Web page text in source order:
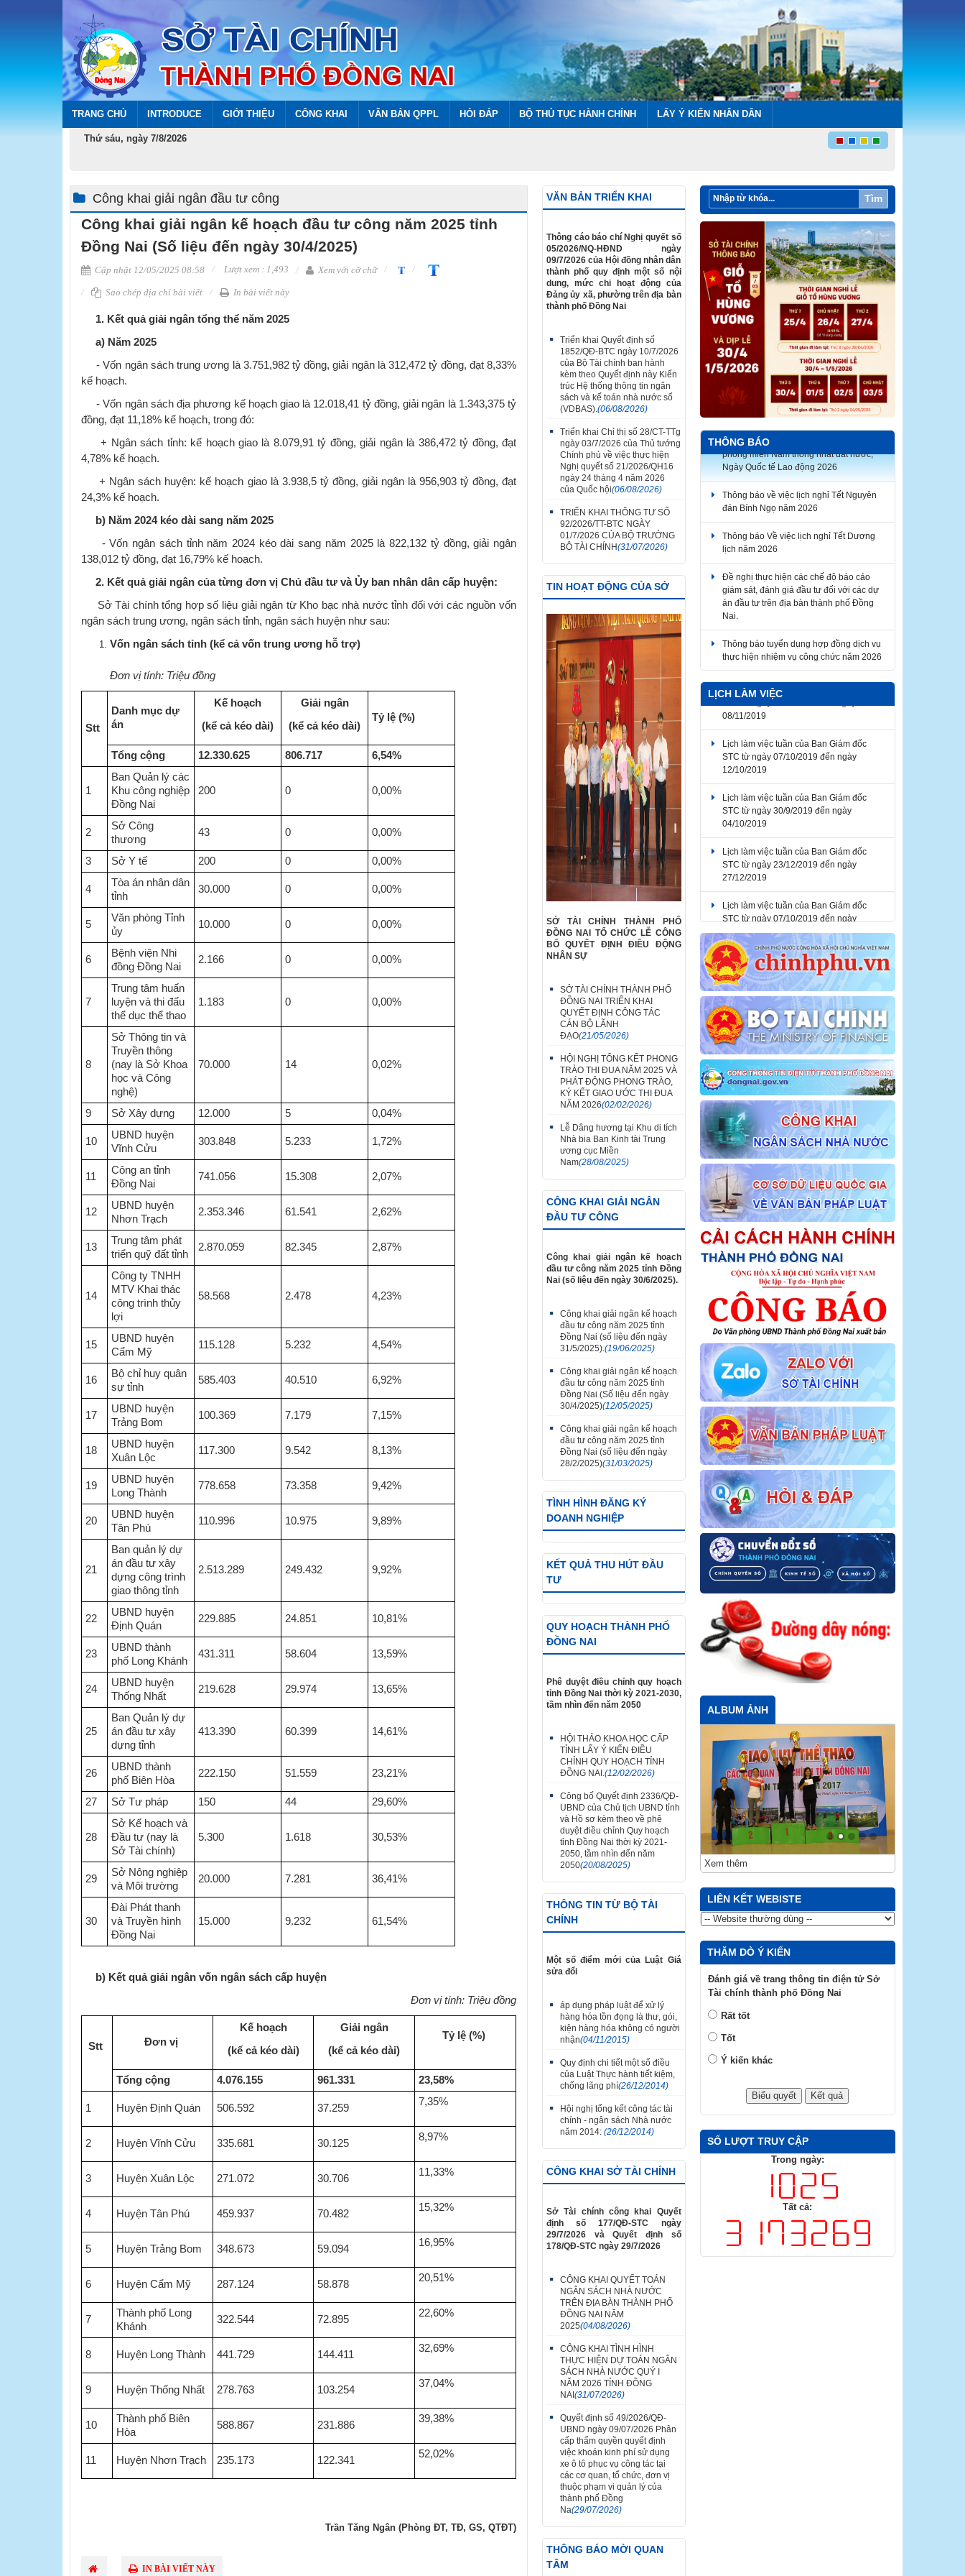
TRANG CHỦ INTRODUCE GIỚI THIỆU CÔNG KHAI VĂN BẢN QPPL HỎI ĐÁP BỘ THỦ TỤC HÀNH CHÍNH LẤY Ý KIẾN NHÂN DÂN
Thứ sáu, ngày 7/8/2026
Tìm
Công khai giải ngân đầu tư công
Công khai giải ngân kế hoạch đầu tư công năm 2025 tỉnh
Đồng Nai (Số liệu đến ngày 30/4/2025)
Cập nhật 12/05/2025 08:58 Lượt xem : 1,493 Xem với cỡ chữ
Sao chép địa chỉ bài viết In bài viết này
1. Kết quả giải ngân tổng thể năm 2025
a) Năm 2025
- Vốn ngân sách trung ương là 3.751,982 tỷ đồng, giải ngân là 312,472 tỷ đồng, đạt 8,33%
kế hoạch.
- Vốn ngân sách địa phương kế hoạch giao là 12.018,41 tỷ đồng, giải ngân là 1.343,375 tỷ
đồng, đạt 11,18% kế hoạch, trong đó:
+ Ngân sách tỉnh: kế hoạch giao là 8.079,91 tỷ đồng, giải ngân là 386,472 tỷ đồng, đạt
4,78% kế hoạch.
+ Ngân sách huyện: kế hoạch giao là 3.938,5 tỷ đồng, giải ngân là 956,903 tỷ đồng, đạt
24,3% kế hoạch.
b) Năm 2024 kéo dài sang năm 2025
- Vốn ngân sách tỉnh năm 2024 kéo dài sang năm 2025 là 822,132 tỷ đồng, giải ngân
138,012 tỷ đồng, đạt 16,79% kế hoạch.
2. Kết quảgiải ngân của từng đơn vị Chủ đầu tư và Ủy ban nhân dân cấp huyện:
Sở Tài chính tổng hợp số liệu giải ngân từ Kho bạc nhà nước tỉnh đối với các nguồn vốn
ngân sách trung ương, ngân sách tỉnh, ngân sách huyện như sau:
Vốn ngân sách tỉnh (kể cả vốn trung ương hỗ trợ)
Đơn vị tính: Triệu đồng
Stt​​
Danh mục dự
án
Kế hoạch
(kể cả kéo dài)
Giải ngân
(kể cả kéo dài)
Tỷ lệ (%)
Tổng cộng 12.330.625 806.717 6,54%
1
Ban Quản lý các
Khu công nghiệp
Đồng Nai
200 0 0,00%
2
Sở Công
thương
43 0 0,00%
3 Sở Y tế 200 0 0,00%
4
Tòa án nhân dân
tỉnh
30.000 0 0,00%
5
Văn phòng Tỉnh
ủy
10.000 0 0,00%
6
Bệnh viện Nhi
đồng Đồng Nai
2.166 0 0,00%
7
Trung tâm huấn
luyện và thi đấu
thể dục thể thao
1.183 0 0,00%
8
Sở Thông tin và
Truyền thông
(nay là Sở Khoa
học và Công
nghệ)
70.000 14 0,02%
9 Sở Xây dựng 12.000 5 0,04%
10
UBND huyện
Vĩnh Cửu
303.848 5.233 1,72%
11
Công an tỉnh
Đồng Nai
741.056 15.308 2,07%
12
UBND huyện
Nhơn Trạch
2.353.346 61.541 2,62%
13
Trung tâm phát
triển quỹ đất tỉnh
2.870.059 82.345 2,87%
14
Công ty TNHH
MTV Khai thác
công trình thủy
lợi
58.568 2.478 4,23%
15
UBND huyện
Cẩm Mỹ
115.128 5.232 4,54%
16
Bộ chỉ huy quân
sự tỉnh
585.403 40.510 6,92%
17
UBND huyện
Trảng Bom
100.369 7.179 7,15%
18
UBND huyện
Xuân Lộc
117.300 9.542 8,13%
19
UBND huyện
Long Thành
778.658 73.358 9,42%
20
UBND huyện
Tân Phú
110.996 10.975 9,89%
21
Ban quản lý dự
án đầu tư xây
dựng công trình
giao thông tỉnh
2.513.289 249.432 9,92%
22
UBND huyện
Định Quán
229.885 24.851 10,81%
23
UBND thành
phố Long Khánh
431.311 58.604 13,59%
24
UBND huyện
Thống Nhất
219.628 29.974 13,65%
25
Ban Quản lý dự
án đầu tư xây
dựng tỉnh
413.390 60.399 14,61%
26
UBND thành
phố Biên Hòa
222.150 51.559 23,21%
27 Sở Tư pháp 150 44 29,60%
28
Sở Kế hoạch và
Đầu tư (nay là
Sở Tài chính)
5.300 1.618 30,53%
29
Sở Nông nghiệp
và Môi trường
20.000 7.281 36,41%
30
Đài Phát thanh
và Truyền hình
Đồng Nai
15.000 9.232 61,54%
b) Kết quả giải ngân vốn ngân sách cấp huyện
Đơn vị tính: Triệu đồng
​Stt Đơn vị
Kế hoạch
(kể cả kéo dài)
Giải ngân
(kể cả kéo dài)
Tỷ lệ (%)
Tổng cộng 4.076.155 961.331 23,58%
1 Huyện Định Quán 506.592 37.259
7,35%
2 Huyện Vĩnh Cửu 335.681 30.125
8,97%
3 Huyện Xuân Lộc 271.072 30.706
11,33%
4 Huyện Tân Phú 459.937 70.482
15,32%
5 Huyện Trảng Bom 348.673 59.094
16,95%
6 Huyện Cẩm Mỹ 287.124 58.878
20,51%
7
Thành phố Long
Khánh
322.544 72.895
22,60%
8 Huyện Long Thành 441.729 144.411
32,69%
9 Huyện Thống Nhất 278.763 103.254
37,04%
10
Thành phố Biên
Hòa
588.867 231.886
39,38%
11 Huyện Nhơn Trạch 235.173 122.341
52,02%
Trần Tăng Ngân (Phòng ĐT, TĐ, GS, QTĐT)
IN BÀI VIẾT NÀY
VĂN BẢN TRIỂN KHAI
​Thông cáo báo chí Nghị quyết số
05/2026/NQ-HĐND ngày
09/7/2026 của Hội đồng nhân dân
thành phố quy định một số nội
dung, mức chi hoạt động của
Đảng ủy xã, phường trên địa bàn
thành phố Đồng Nai
Triển khai Quyết định số
1852/QĐ-BTC ngày 10/7/2026
của Bộ Tài chính ban hành
kèm theo Quyết định này Kiến
trúc Hệ thống thông tin ngân
sách và kế toán nhà nước số
(VDBAS).(06/08/2026)
Triển khai Chỉ thị số 28/CT-TTg
ngày 03/7/2026 của Thủ tướng
Chính phủ về việc thực hiện
Nghị quyết số 21/2026/QH16
ngày 24 tháng 4 năm 2026
của Quốc hội(06/08/2026)
TRIỂN KHAI THÔNG TƯ SỐ
92/2026/TT-BTC NGÀY
01/7/2026 CỦA BỘ TRƯỞNG
BỘ TÀI CHÍNH(31/07/2026)
TIN HOẠT ĐỘNG CỦA SỞ
SỞ TÀI CHÍNH THÀNH PHỐ
ĐỒNG NAI TỔ CHỨC LỄ CÔNG
BỐ QUYẾT ĐỊNH ĐIỀU ĐỘNG
NHÂN SỰ
SỞ TÀI CHÍNH THÀNH PHỐ
ĐỒNG NAI TRIỂN KHAI
QUYẾT ĐỊNH CÔNG TÁC
CÁN BỘ LÃNH
ĐẠO(21/05/2026)
HỘI NGHỊ TỔNG KẾT PHONG
TRÀO THI ĐUA NĂM 2025 VÀ
PHÁT ĐỘNG PHONG TRÀO,
KÝ KẾT GIAO ƯỚC THI ĐUA
NĂM 2026(02/02/2026)
Lễ Dâng hương tại Khu di tích
Nhà bia Ban Kinh tài Trung
ương cục Miền
Nam(28/08/2025)
CÔNG KHAI GIẢI NGÂN
ĐẦU TƯ CÔNG
Công khai giải ngân kế hoạch
đầu tư công năm 2025 tỉnh Đồng
Nai (số liệu đến ngày 30/6/2025).
Công khai giải ngân kế hoạch
đầu tư công năm 2025 tỉnh
Đồng Nai (số liệu đến ngày
31/5/2025).(19/06/2025)
Công khai giải ngân kế hoạch
đầu tư công năm 2025 tỉnh
Đồng Nai (Số liệu đến ngày
30/4/2025)(12/05/2025)
Công khai giải ngân kế hoạch
đầu tư công năm 2025 tỉnh
Đồng Nai (số liệu đến ngày
28/2/2025)(31/03/2025)
TÌNH HÌNH ĐĂNG KÝ
DOANH NGHIỆP
KẾT QUẢ THU HÚT ĐẦU
TƯ
QUY HOẠCH THÀNH PHỐ
ĐỒNG NAI
Phê duyệt điều chỉnh quy hoạch
tỉnh Đồng Nai thời kỳ 2021-2030,
tầm nhìn đến năm 2050
HỘI THẢO KHOA HỌC CẤP
TỈNH LẤY Ý KIẾN ĐIỀU
CHỈNH QUY HOẠCH TỈNH
ĐỒNG NAI.(12/02/2026)
Công bố Quyết định 2336/QĐ-
UBND của Chủ tịch UBND tỉnh
và Hồ sơ kèm theo về phê
duyệt điều chỉnh Quy hoạch
tỉnh Đồng Nai thời kỳ 2021-
2050, tầm nhìn đến năm
2050(20/08/2025)
THÔNG TIN TỪ BỘ TÀI
CHÍNH
Một số điểm mới của Luật Giá
sửa đổi
áp dụng pháp luật để xử lý
hàng hóa tồn đọng là thư, gói,
kiện hàng hóa không có người
nhận(04/11/2015)
Quy định chi tiết một số điều
của Luật Thực hành tiết kiệm,
chống lãng phí(26/12/2014)
Hội nghị tổng kết công tác tài
chính - ngân sách Nhà nước
năm 2014:(26/12/2014)
CÔNG KHAI SỞ TÀI CHÍNH
Sở Tài chính công khai Quyết
định số 177/QĐ-STC ngày
29/7/2026 và Quyết định số
178/QĐ-STC ngày 29/7/2026
CÔNG KHAI QUYẾT TOÁN
NGÂN SÁCH NHÀ NƯỚC
TRÊN ĐỊA BÀN THÀNH PHỐ
ĐỒNG NAI NĂM
2025(04/08/2026)
CÔNG KHAI TÌNH HÌNH
THỰC HIỆN DỰ TOÁN NGÂN
SÁCH NHÀ NƯỚC QUÝ I
NĂM 2026 TỈNH ĐỒNG
NAI(31/07/2026)
Quyết định số 49/2026/QĐ-
UBND ngày 09/07/2026 Phân
cấp thẩm quyền quyết định
việc khoán kinh phí sử dụng
xe ô tô phục vụ công tác tại
các cơ quan, tổ chức, đơn vị
thuộc phạm vi quản lý của
thành phố Đồng
Na(29/07/2026)
THÔNG BÁO MỜI QUAN
TÂM
THÔNG BÁO
Thông báo về việc lịch nghỉ Tết Nguyên
đán Bính Ngọ năm 2026
Thông báo Về việc lịch nghỉ Tết Dương
lịch năm 2026
Đề nghị thực hiện các chế độ báo cáo
giám sát, đánh giá đầu tư đối với các dự
án đầu tư trên địa bàn thành phố Đồng
Nai.
Thông báo tuyển dụng hợp đồng dịch vụ
thực hiện nhiệm vụ công chức năm 2026
Thông báo về thời gian nghỉ lễ Giỗ Tổ
Hùng Vương, Ngày Chiến thắng giải
phóng miền Nam thống nhất đất nước,
Ngày Quốc tế Lao động 2026
LỊCH LÀM VIỆC
Lịch làm việc tuần của Ban Giám đốc
STC từ ngày 07/10/2019 đến ngày
12/10/2019
Lịch làm việc tuần của Ban Giám đốc
STC từ ngày 30/9/2019 đến ngày
04/10/2019
Lịch làm việc tuần của Ban Giám đốc
STC từ ngày 23/12/2019 đến ngày
27/12/2019
Lịch làm việc tuần của Ban Giám đốc
STC từ ngày 07/10/2019 đến ngày
12/10/2019
Lịch làm việc tuần của Ban Giám đốc
STC từ ngày 04/11/2019 đến ngày
08/11/2019
ALBUM ẢNH
Xem thêm
LIÊN KẾT WEBISTE
THĂM DÒ Ý KIẾN
Đánh giá về trang thông tin điện tử Sở
Tài chính thành phố Đồng Nai
Rất tốt
Tốt
Ý kiến khác
SỐ LƯỢT TRUY CẬP
Trong ngày:
Tất cả: